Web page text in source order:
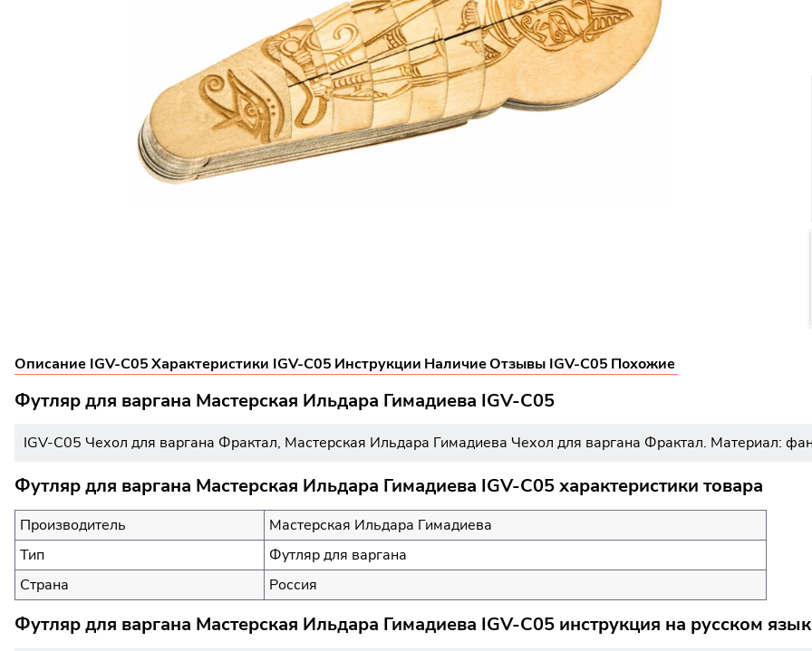
Описание IGV-C05Характеристики IGV-C05 Инструкции НаличиеОтзывы IGV-C05 Похожие
Футляр для варгана Мастерская Ильдара Гимадиева IGV-C05
IGV-C05 Чехол для варгана Фрактал, Мастерская Ильдара Гимадиева Чехол для варгана Фрактал. Материал:
Футляр для варгана Мастерская Ильдара Гимадиева IGV-C05 характеристики товара
Производитель
Мастерская Ильдара Гимадиева
Тип
Футляр для варгана
Страна
Россия
Футляр для варгана Мастерская Ильдара Гимадиева IGV-C05 инструкция на русском